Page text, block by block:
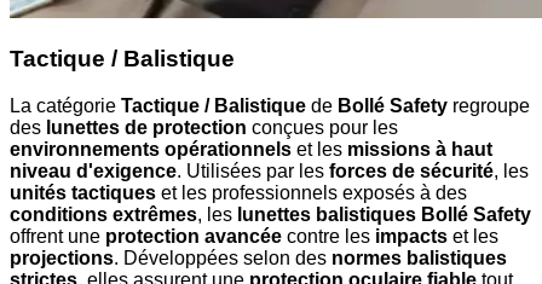
Tactique / Balistique
La catégorie Tactique / Balistique de Bollé Safety regroupe
des lunettes de protection conçues pour les
environnements opérationnels et les missions à haut
niveau d'exigence. Utilisées par les forces de sécurité, les
unités tactiques et les professionnels exposés à des
conditions extrêmes, les lunettes balistiques Bollé Safety
offrent une protection avancée contre les impacts et les
projections. Développées selon des normes balistiques
strictes, elles assurent une protection oculaire fiable tout